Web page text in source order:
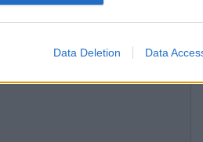
Data Deletion Data
2017-08-21 08:19